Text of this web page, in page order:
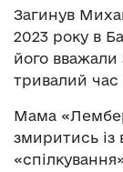
Загинув
2023 року в
його вважали
тривалий
Мама
змиритись із